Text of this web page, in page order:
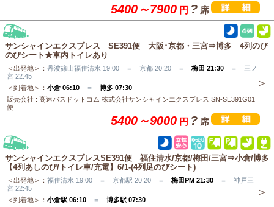
5400～7900 円 ? 席
サンシャインエクスプレス SE391便 大阪･京都・三宮⇒博多 4列のび
のびシート★車内トイレあり
＜出発地＞： 丹波篠山福住清水 19:00 ＝ 京都 20:20 ＝ 梅田 21:30 ＝ 三ノ
宮 22:45
＜到着地＞： 小倉 06:10 ＝ 博多 07:30
販売会社 : 高速バスドットコム 株式会社サンシャインエクスプレス SN-SE391G01
便
5400～9000 円 ? 席
サンシャインエクスプレスSE391便 福住清水/京都/梅田/三宮⇒小倉/博多
【4列あしのび/トイレ車/充電】6/1-(4列足のびシート)
＜出発地＞： 福住清水 19:00 ＝ 京都駅 20:20 ＝ 梅田PM 21:30 ＝ 神戸三
宮 22:45
＜到着地＞： 小倉駅 06:10 ＝ 博多駅 07:30